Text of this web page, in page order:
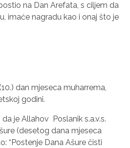
na Dan Arefata, s ciljem da
imaće nagradu kao i onaj što je
dan mjeseca muharrema,
godini.
je Allahov Poslanik s.a.v.s.
(desetog dana mjeseca
“Postenje Dana Ašure čisti